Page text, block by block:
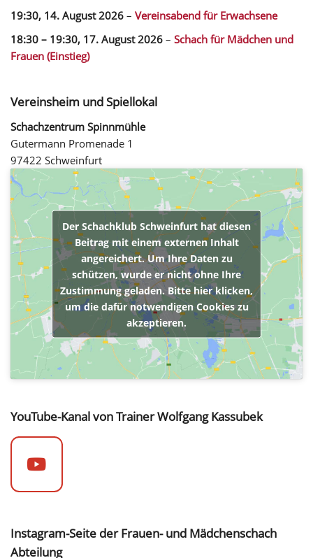
19:30, 14. August 2026 – Vereinsabend für Erwachsene
18:30 – 19:30, 17. August 2026 – Schach für Mädchen und
Frauen (Einstieg)
Vereinsheim und Spiellokal
Schachzentrum Spinnmühle
Gutermann Promenade 1
97422 Schweinfurt
Der Schachklub Schweinfurt hat diesen
Beitrag mit einem externen Inhalt
angereichert. Um Ihre Daten zu
schützen, wurde er nicht ohne Ihre
Zustimmung geladen. Bitte hier klicken,
um die dafür notwendigen Cookies zu
akzeptieren.
YouTube-Kanal von Trainer Wolfgang Kassubek
Instagram-Seite der Frauen- und Mädchenschach
Abteilung